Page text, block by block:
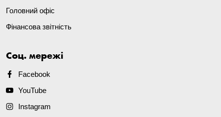
Головний офіс
Фінансова звітність
Соц. мережі
Facebook
YouTube
Instagram